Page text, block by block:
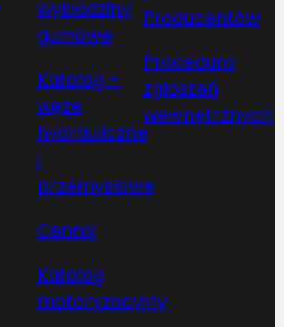
wykładziny
gumowe
Katalog –
węże
hydrauliczne
i
przemysłowe
Cennik
Katalog
motoryzacyjny
Producentów
Procedura
zgłoszeń
wewnętrznych